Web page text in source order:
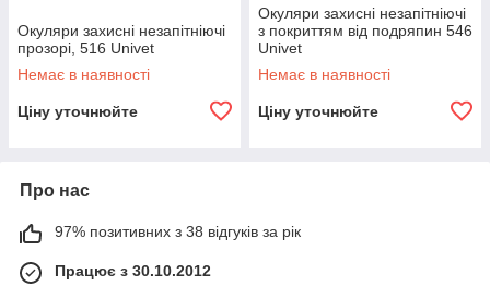
Окуляри захисні незапітніючі
прозорі, 516 Univet
Немає в наявності
Ціну уточнюйте
Окуляри захисні незапітніючі
з покриттям від подряпин 546
Univet
Немає в наявності
Ціну уточнюйте
Про нас
97% позитивних з 38 відгуків за рік
Працює з 30.10.2012